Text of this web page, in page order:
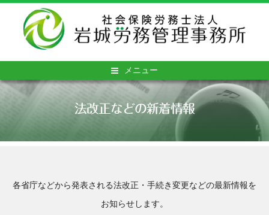
メニュー
法改正などの新着情報
各省庁などから発表される法改正・手続き変更などの最新情報を
お知らせします。